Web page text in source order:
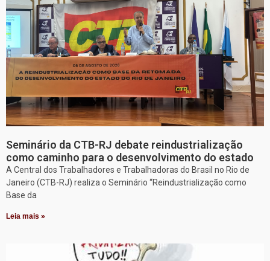
Seminário da CTB-RJ debate reindustrialização
como caminho para o desenvolvimento do estado
A Central dos Trabalhadores e Trabalhadoras do Brasil no Rio de
Janeiro (CTB-RJ) realiza o Seminário “Reindustrialização como
Base da
Leia mais »